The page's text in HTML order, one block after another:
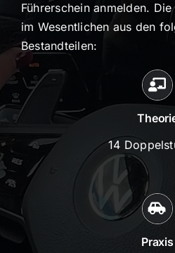
Führerschein anmelden.
im Wesentlichen aus den
Bestandteilen:
14
Praxis